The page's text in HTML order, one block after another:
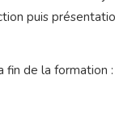
puis
fin de la